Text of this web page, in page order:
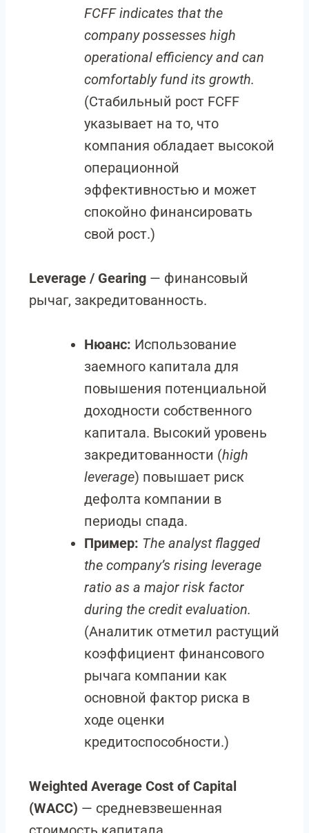
FCFF indicates that the
company possesses high
operational efficiency and can
comfortably fund its growth.
(Стабильный рост FCFF
указывает на то, что
компания обладает высокой
операционной
эффективностью и может
спокойно финансировать
свой рост.)
Leverage / Gearing — финансовый
рычаг, закредитованность.
Нюанс: Использование
заемного капитала для
повышения потенциальной
доходности собственного
капитала. Высокий уровень
закредитованности (high
leverage) повышает риск
дефолта компании в
периоды спада.
Пример: The analyst flagged
the company’s rising leverage
ratio as a major risk factor
during the credit evaluation.
(Аналитик отметил растущий
коэффициент финансового
рычага компании как
основной фактор риска в
ходе оценки
кредитоспособности.)
Weighted Average Cost of Capital
(WACC) — средневзвешенная